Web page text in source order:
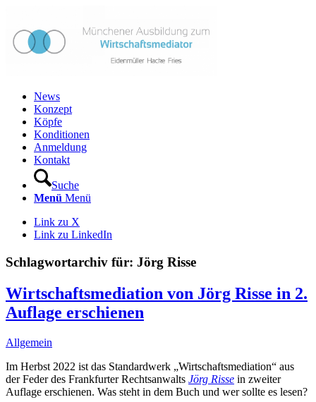
News
Konzept
Köpfe
Konditionen
Anmeldung
Kontakt
Suche
Menü Menü
Link zu X
Link zu LinkedIn
Schlagwortarchiv für: Jörg Risse
Wirtschaftsmediation von Jörg Risse in 2.
Auflage erschienen
Allgemein
Im Herbst 2022 ist das Standardwerk „Wirtschaftsmediation“ aus
der Feder des Frankfurter Rechtsanwalts Jörg Risse in zweiter
Auflage erschienen. Was steht in dem Buch und wer sollte es lesen?